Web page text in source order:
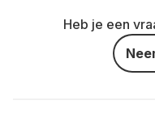
Heb je een